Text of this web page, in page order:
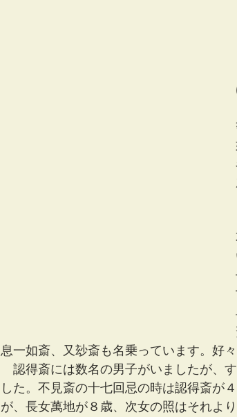
息一如斎、又玅斎も名乗っています。好
認得斎には数名の男子がいましたが、
した。不見斎の十七回忌の時は認得斎が
が、長女萬地が８歳、次女の照はそれよ